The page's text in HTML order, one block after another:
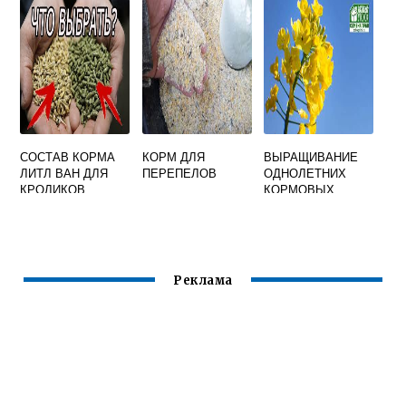
СОСТАВ КОРМА
ЛИТЛ ВАН ДЛЯ
КРОЛИКОВ
КОРМ ДЛЯ
ПЕРЕПЕЛОВ
ВЫРАЩИВАНИЕ
ОДНОЛЕТНИХ
КОРМОВЫХ
Реклама